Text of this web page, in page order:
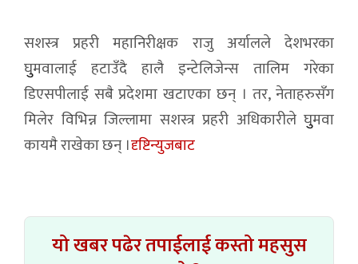
सशस्त्र प्रहरी महानिरीक्षक राजु अर्यालले देशभरका
घुुमवालाई हटाउँदै हालै इन्टेलिजेन्स तालिम गरेका
डिएसपीलाई सबै प्रदेशमा खटाएका छन् । तर, नेताहरुसँग
मिलेर विभिन्न जिल्लामा सशस्त्र प्रहरी अधिकारीले घुुमवा
कायमै राखेका छन् ।दृष्टिन्युजबाट
यो खबर पढेर तपाईलाई कस्तो महसुस